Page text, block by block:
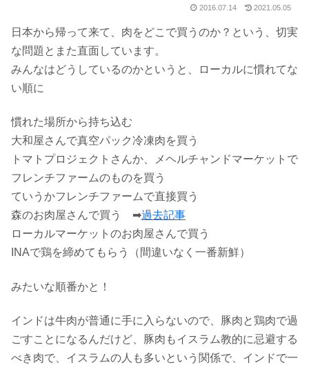
2016.07.14 2021.05.05
日本から帰って来て、肉をどこで買うのか？という、切実
な問題とまた直面しています。
みんなはどうしているのかというと、ローカルに慣れてな
い順に
慣れた場所から持ち込む
大和屋さんで真空パック冷凍肉を買う
トマトプロジェクトさんか、メヘルチャンドマーケットで
フレンチファームのものを買う
ていうかフレンチファームで直接買う
森のお肉屋さんで買う ➡過去記事
ローカルマーケットのお肉屋さんで買う
INAで鶏を締めてもらう（間違いなく一番新鮮）
みたいな順番かと！
インドは牛肉が普通に手に入らないので、豚肉と鶏肉で過
ごすことになるんだけど、豚肉もイスラム教的に忌避する
べき肉で、イスラムの人も多いという関係で、インドで一